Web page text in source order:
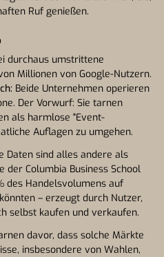
Ruf genießen.
durchaus umstrittene
Millionen von Google-Nutzern.
Beide Unternehmen operieren
Der Vorwurf: Sie tarnen
als harmlose "Event-
Auflagen zu umgehen.
Daten sind alles andere als
der Columbia Business School
des Handelsvolumens auf
– erzeugt durch Nutzer,
selbst kaufen und verkaufen.
davor, dass solche Märkte
insbesondere von Wahlen,